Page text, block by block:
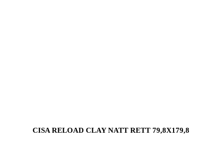
CISA RELOAD CLAY NATT RETT 79,8X179,8